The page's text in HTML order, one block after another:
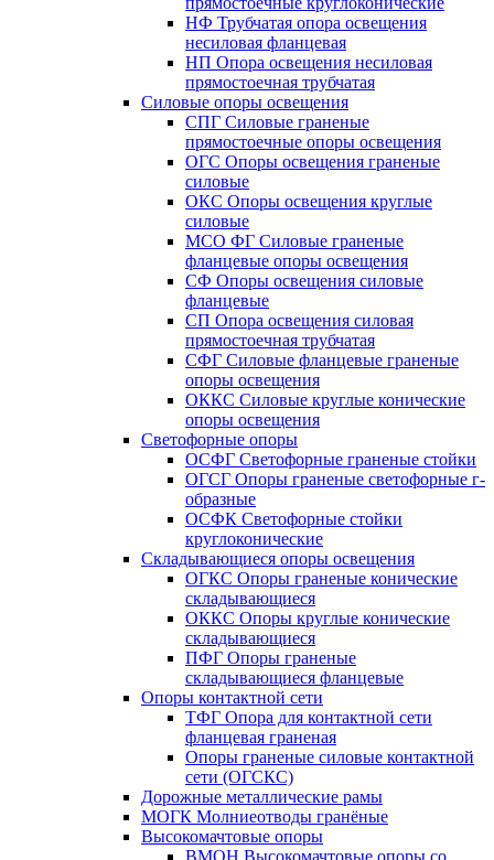
НФ Трубчатая опора освещения
несиловая фланцевая
НП Опора освещения несиловая
прямостоечная трубчатая
Силовые опоры освещения
СПГ Силовые граненые
прямостоечные опоры освещения
ОГС Опоры освещения граненые
силовые
ОКС Опоры освещения круглые
силовые
МСО ФГ Силовые граненые
фланцевые опоры освещения
СФ Опоры освещения силовые
фланцевые
СП Опора освещения силовая
прямостоечная трубчатая
СФГ Силовые фланцевые граненые
опоры освещения
ОККС Силовые круглые конические
опоры освещения
Светофорные опоры
ОСФГ Светофорные граненые стойки
ОГСГ Опоры граненые светофорные г-
образные
ОСФК Светофорные стойки
круглоконические
Складывающиеся опоры освещения
ОГКС Опоры граненые конические
складывающиеся
ОККС Опоры круглые конические
складывающиеся
ПФГ Опоры граненые
складывающиеся фланцевые
Опоры контактной сети
ТФГ Опора для контактной сети
фланцевая граненая
Опоры граненые силовые контактной
сети (ОГСКС)
Дорожные металлические рамы
МОГК Молниеотводы гранёные
Высокомачтовые опоры
ВМОН Высокомачтовые опоры со